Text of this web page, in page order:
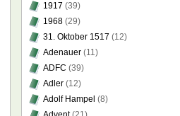
1917 (39)
1968 (29)
31. Oktober 1517 (12)
Adenauer (11)
ADFC (39)
Adler (12)
Adolf Hampel (8)